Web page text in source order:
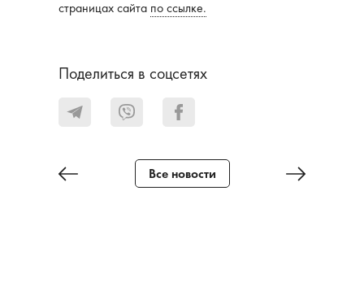
страницах сайта по ссылке.
Поделиться в соцсетях
Все новости